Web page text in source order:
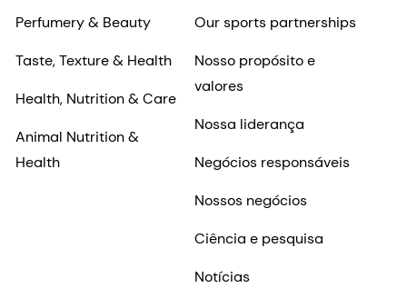
Perfumery & Beauty
Taste, Texture & Health
Health, Nutrition & Care
Animal Nutrition &
Health
Our sports partnerships
Nosso propósito e
valores
Nossa liderança
Negócios responsáveis
Nossos negócios
Ciência e pesquisa
Notícias